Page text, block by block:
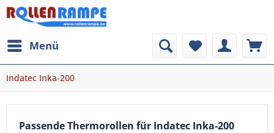
Menü
Indatec Inka-200
Passende Thermorollen für Indatec Inka-200